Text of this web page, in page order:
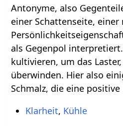
Antonyme, also
einer Schattenseite, einer
als Gegenpol
kultivieren, um das
überwinden. Hier also
Schmalz, die eine
Klarheit, Kühle